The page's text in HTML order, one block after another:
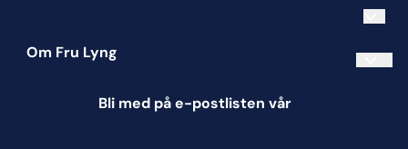
Om Fru Lyng
InformasjonskapslerBli med på e-postlisten vår